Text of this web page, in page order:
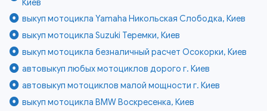
Киев
выкуп мотоцикла Yamaha Никольская Слободка, Киев
выкуп мотоцикла Suzuki Теремки, Киев
выкуп мотоцикла безналичный расчет Осокорки, Киев
автовыкуп любых мотоциклов дорого г. Киев
автовыкуп мотоциклов малой мощности г. Киев
выкуп мотоцикла BMW Воскресенка, Киев